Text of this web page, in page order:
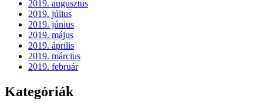
2019. augusztus
2019. július
2019. június
2019. május
2019. április
2019. március
2019. február
Kategóriák